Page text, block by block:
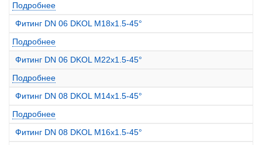
Подробнее
Фитинг DN 06 DKOL M18x1.5-45°
Подробнее
Фитинг DN 06 DKOL M22x1.5-45°
Подробнее
Фитинг DN 08 DKOL M14x1.5-45°
Подробнее
Фитинг DN 08 DKOL M16x1.5-45°